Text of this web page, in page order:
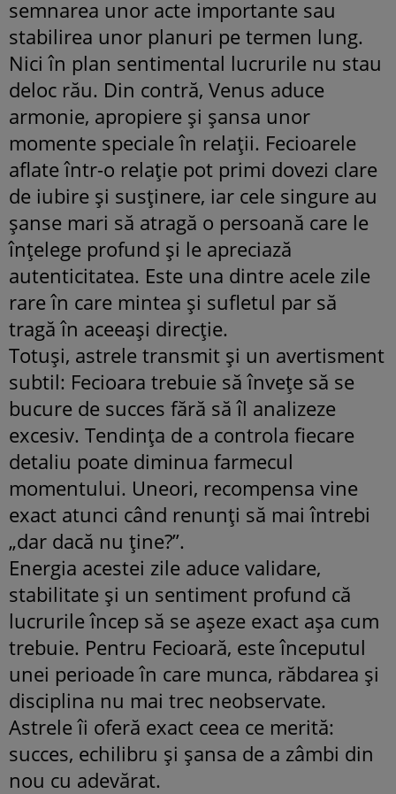
semnarea unor acte importante sau
stabilirea unor planuri pe termen lung.
Nici în plan sentimental lucrurile nu stau
deloc rău. Din contră, Venus aduce
armonie, apropiere și șansa unor
momente speciale în relații. Fecioarele
aflate într-o relație pot primi dovezi clare
de iubire și susținere, iar cele singure au
șanse mari să atragă o persoană care le
înțelege profund și le apreciază
autenticitatea. Este una dintre acele zile
rare în care mintea și sufletul par să
tragă în aceeași direcție.
Totuși, astrele transmit și un avertisment
subtil: Fecioara trebuie să învețe să se
bucure de succes fără să îl analizeze
excesiv. Tendința de a controla fiecare
detaliu poate diminua farmecul
momentului. Uneori, recompensa vine
exact atunci când renunți să mai întrebi
„dar dacă nu ține?”.
Energia acestei zile aduce validare,
stabilitate și un sentiment profund că
lucrurile încep să se așeze exact așa cum
trebuie. Pentru Fecioară, este începutul
unei perioade în care munca, răbdarea și
disciplina nu mai trec neobservate.
Astrele îi oferă exact ceea ce merită:
succes, echilibru și șansa de a zâmbi din
nou cu adevărat.